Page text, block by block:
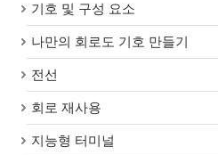
기호 및 구성 요소
나만의 회로도 기호 만들기
전선
회로 재사용
지능형 터미널